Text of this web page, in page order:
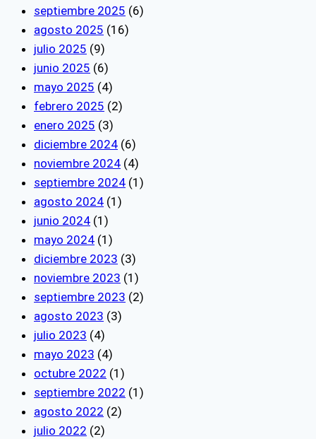
septiembre 2025 (6)
agosto 2025 (16)
julio 2025 (9)
junio 2025 (6)
mayo 2025 (4)
febrero 2025 (2)
enero 2025 (3)
diciembre 2024 (6)
noviembre 2024 (4)
septiembre 2024 (1)
agosto 2024 (1)
junio 2024 (1)
mayo 2024 (1)
diciembre 2023 (3)
noviembre 2023 (1)
septiembre 2023 (2)
agosto 2023 (3)
julio 2023 (4)
mayo 2023 (4)
octubre 2022 (1)
septiembre 2022 (1)
agosto 2022 (2)
julio 2022 (2)